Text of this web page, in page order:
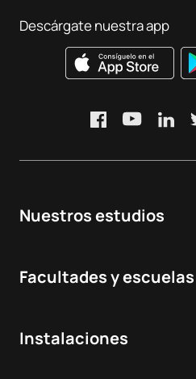
Nuestros estudios
Grados Universitarios
Facultades y escuelas
Instalaciones
Descárgate nuestra app